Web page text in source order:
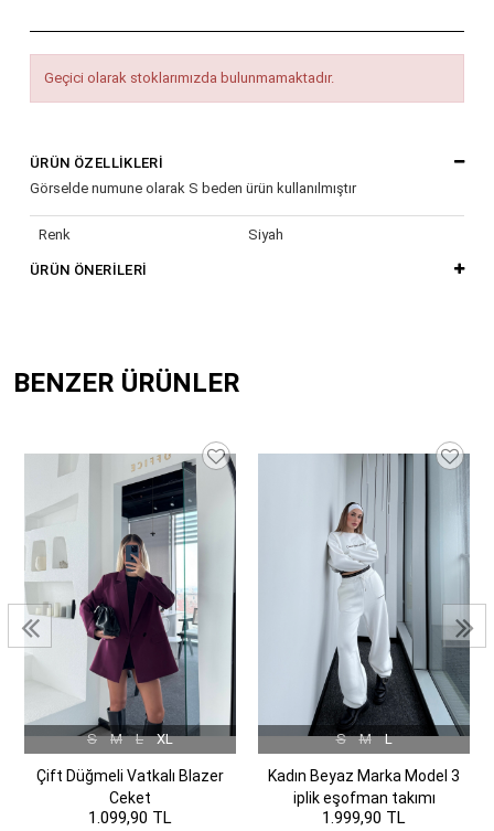
Geçici olarak stoklarımızda bulunmamaktadır.
ÜRÜN ÖZELLIKLERI
Görselde numune olarak S beden ürün kullanılmıştır
Renk Siyah
ÜRÜN ÖNERILERI
BENZER ÜRÜNLER
S M L XL
Çift Düğmeli Vatkalı Blazer
Ceket
1.099,90 TL
S M L
Kadın Beyaz Marka Model 3
iplik eşofman takımı
1.999,90 TL